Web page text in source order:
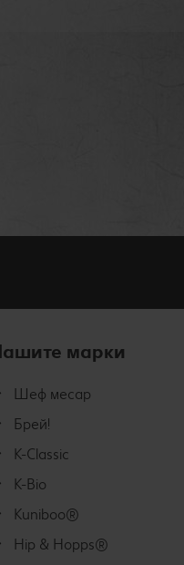
марки
Шеф месар
Брей!
K-Classic
K-Bio
Kuniboo®
Hip & Hopps®